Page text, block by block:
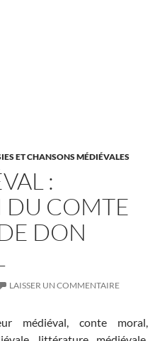
ET CHANSONS MÉDIÉVALES
:
DU COMTE
DON
LAISSER UN COMMENTAIRE
médiéval, conte moral,